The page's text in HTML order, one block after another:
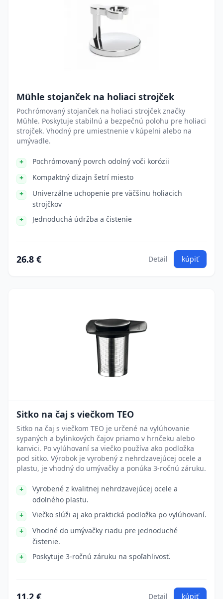
Mühle stojanček na holiaci strojček
Pochrómovaný stojanček na holiaci strojček značky
Mühle. Poskytuje stabilnú a bezpečnú polohu pre holiaci
strojček. Vhodný pre umiestnenie v kúpelni alebo na
umývadle.
Pochrómovaný povrch odolný voči korózii
Kompaktný dizajn šetrí miesto
Univerzálne uchopenie pre väčšinu holiacich
strojčkov
Jednoduchá údržba a čistenie
26.8 € Detail kúpiť
Sitko na čaj s viečkom TEO
Sitko na čaj s viečkom TEO je určené na vylúhovanie
sypaných a bylinkových čajov priamo v hrnčeku alebo
kanvici. Po vylúhovaní sa viečko používa ako podložka
pod sitko. Výrobok je vyrobený z nehrdzavejúcej ocele a
plastu, je vhodný do umývačky a ponúka 3-ročnú záruku.
Vyrobené z kvalitnej nehrdzavejúcej ocele a
odolného plastu.
Viečko slúži aj ako praktická podložka po vylúhovaní.
Vhodné do umývačky riadu pre jednoduché
čistenie.
Poskytuje 3-ročnú záruku na spoľahlivosť.
11.2 € Detail kúpiť